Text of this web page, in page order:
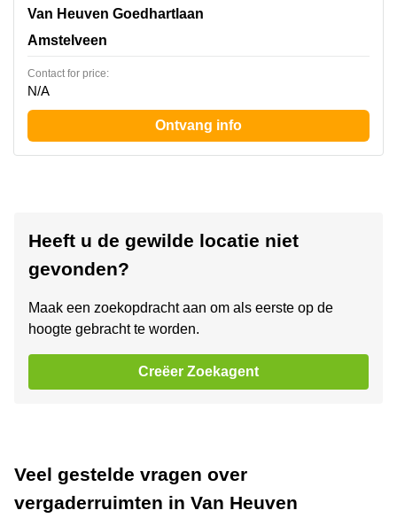
Van Heuven Goedhartlaan 13D, Amstelveen
Van Heuven Goedhartlaan
Amstelveen
Contact for price:
N/A
Ontvang info
Heeft u de gewilde locatie niet
gevonden?
Maak een zoekopdracht aan om als eerste op de
hoogte gebracht te worden.
Creëer Zoekagent
Veel gestelde vragen over
vergaderruimten in Van Heuven